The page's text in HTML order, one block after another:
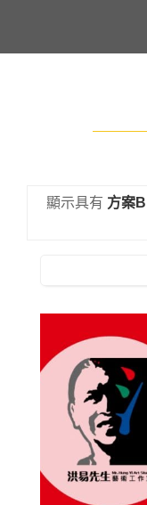
顯示具有 方案B